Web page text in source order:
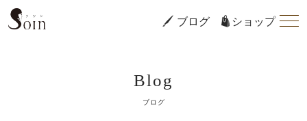
ブログ ショップ
Blog
ブログ